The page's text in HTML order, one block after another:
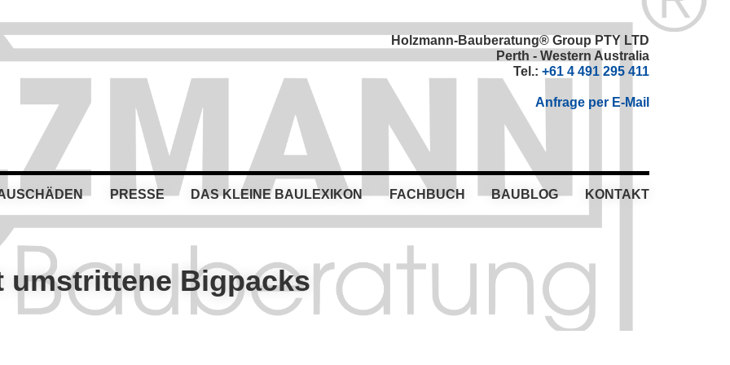
Holzmann-Bauberatung® Group PTY LTD
Perth - Western Australia
Tel.: +61 4 491 295 411
Anfrage per E-Mail
PRESSE DAS KLEINE BAULEXIKON FACHBUCH BAUBLOG KONTAKT
umstrittene Bigpacks